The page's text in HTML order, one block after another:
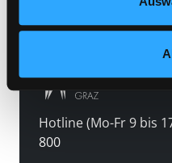
Hotline (Mo-Fr 9 bis
800